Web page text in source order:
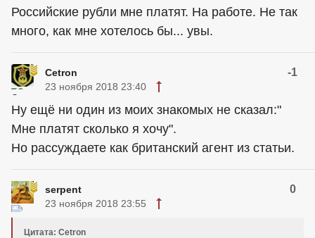
Российские рубли мне платят. На работе. Не так
много, как мне хотелось бы... увы.
Cetron -1
23 ноября 2018 23:40
Ну ещё ни один из моих знакомых не сказал:"
Мне платят сколько я хочу".
Но рассуждаете как британский агент из статьи.
serpent 0
23 ноября 2018 23:55
Цитата: Cetron